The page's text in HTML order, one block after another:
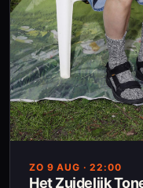
ZO 9 AUG · 22:00
Het Zuidelijk